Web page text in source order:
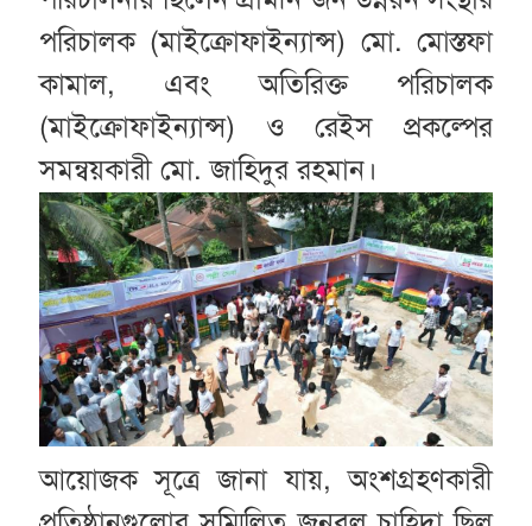
পরিচালক (মাইক্রোফাইন্যান্স) মো. মোস্তফা
কামাল, এবং অতিরিক্ত পরিচালক
(মাইক্রোফাইন্যান্স) ও রেইস প্রকল্পের
সমন্বয়কারী মো. জাহিদুর রহমান।
আয়োজক সূত্রে জানা যায়, অংশগ্রহণকারী